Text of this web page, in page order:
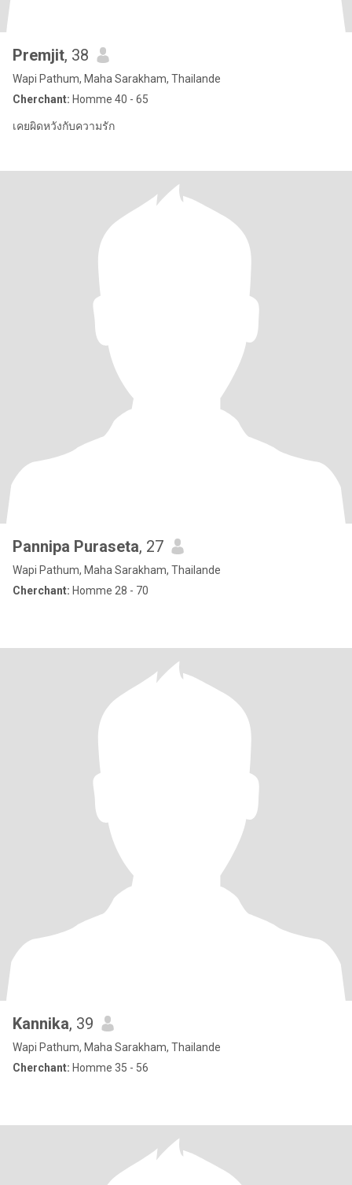
Premjit, 38
Wapi Pathum, Maha Sarakham, Thailande
Cherchant: Homme 40 - 65
เคยผิดหวังกับความรัก
Pannipa Puraseta, 27
Wapi Pathum, Maha Sarakham, Thailande
Cherchant: Homme 28 - 70
Kannika, 39
Wapi Pathum, Maha Sarakham, Thailande
Cherchant: Homme 35 - 56